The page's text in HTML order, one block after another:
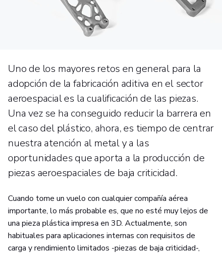
Uno de los mayores retos en general para la
adopción de la fabricación aditiva en el sector
aeroespacial es la cualificación de las piezas.
Una vez se ha conseguido reducir la barrera en
el caso del plástico, ahora, es tiempo de centrar
nuestra atención al metal y a las
oportunidades que aporta a la producción de
piezas aeroespaciales de baja criticidad.
Cuando tome un vuelo con cualquier compañía aérea
importante, lo más probable es, que no esté muy lejos de
una pieza plástica impresa en 3D. Actualmente, son
habituales para aplicaciones internas con requisitos de
carga y rendimiento limitados -piezas de baja criticidad-,